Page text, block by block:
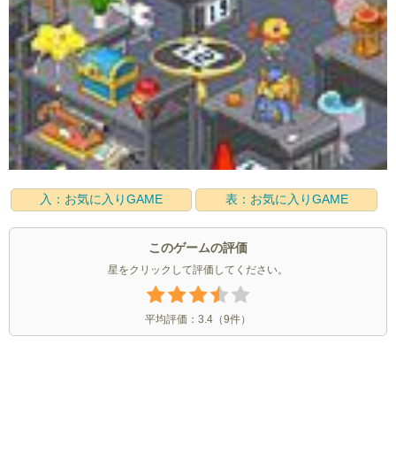
入：お気に入りGAME 表：お気に入りGAME
このゲームの評価
星をクリックして評価してください。
平均評価： 3.4 （9件）